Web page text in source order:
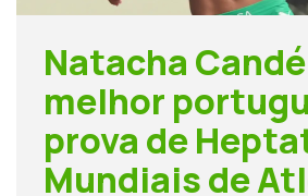
Natacha
melhor
prova de
Mundiais de